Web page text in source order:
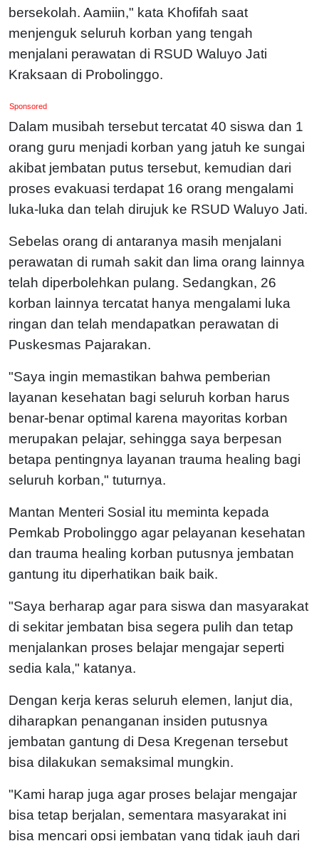
bersekolah. Aamiin," kata Khofifah saat
menjenguk seluruh korban yang tengah
menjalani perawatan di RSUD Waluyo Jati
Kraksaan di Probolinggo.
Sponsored
Dalam musibah tersebut tercatat 40 siswa dan 1
orang guru menjadi korban yang jatuh ke sungai
akibat jembatan putus tersebut, kemudian dari
proses evakuasi terdapat 16 orang mengalami
luka-luka dan telah dirujuk ke RSUD Waluyo Jati.
Sebelas orang di antaranya masih menjalani
perawatan di rumah sakit dan lima orang lainnya
telah diperbolehkan pulang. Sedangkan, 26
korban lainnya tercatat hanya mengalami luka
ringan dan telah mendapatkan perawatan di
Puskesmas Pajarakan.
"Saya ingin memastikan bahwa pemberian
layanan kesehatan bagi seluruh korban harus
benar-benar optimal karena mayoritas korban
merupakan pelajar, sehingga saya berpesan
betapa pentingnya layanan trauma healing bagi
seluruh korban," tuturnya.
Mantan Menteri Sosial itu meminta kepada
Pemkab Probolinggo agar pelayanan kesehatan
dan trauma healing korban putusnya jembatan
gantung itu diperhatikan baik baik.
"Saya berharap agar para siswa dan masyarakat
di sekitar jembatan bisa segera pulih dan tetap
menjalankan proses belajar mengajar seperti
sedia kala," katanya.
Dengan kerja keras seluruh elemen, lanjut dia,
diharapkan penanganan insiden putusnya
jembatan gantung di Desa Kregenan tersebut
bisa dilakukan semaksimal mungkin.
"Kami harap juga agar proses belajar mengajar
bisa tetap berjalan, sementara masyarakat ini
bisa mencari opsi jembatan yang tidak jauh dari